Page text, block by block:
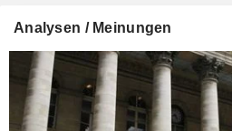
Analysen / Meinungen